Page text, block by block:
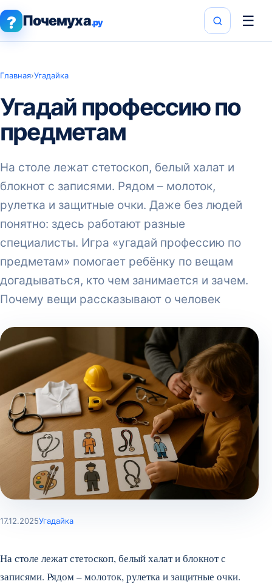
? Почемуха.ру ☰
Главная›Угадайка
Угадай профессию по
предметам
На столе лежат стетоскоп, белый халат и
блокнот с записями. Рядом – молоток,
рулетка и защитные очки. Даже без людей
понятно: здесь работают разные
специалисты. Игра «угадай профессию по
предметам» помогает ребёнку по вещам
догадываться, кто чем занимается и зачем.
Почему вещи рассказывают о человек
17.12.2025Угадайка
На столе лежат стетоскоп, белый халат и блокнот с
записями. Рядом – молоток, рулетка и защитные очки.